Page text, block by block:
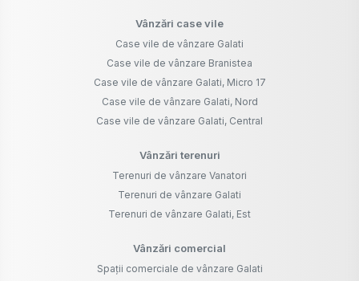
Vânzări case vile
Case vile de vânzare Galati
Case vile de vânzare Branistea
Case vile de vânzare Galati, Micro 17
Case vile de vânzare Galati, Nord
Case vile de vânzare Galati, Central
Vânzări terenuri
Terenuri de vânzare Vanatori
Terenuri de vânzare Galati
Terenuri de vânzare Galati, Est
Vânzări comercial
Spații comerciale de vânzare Galati